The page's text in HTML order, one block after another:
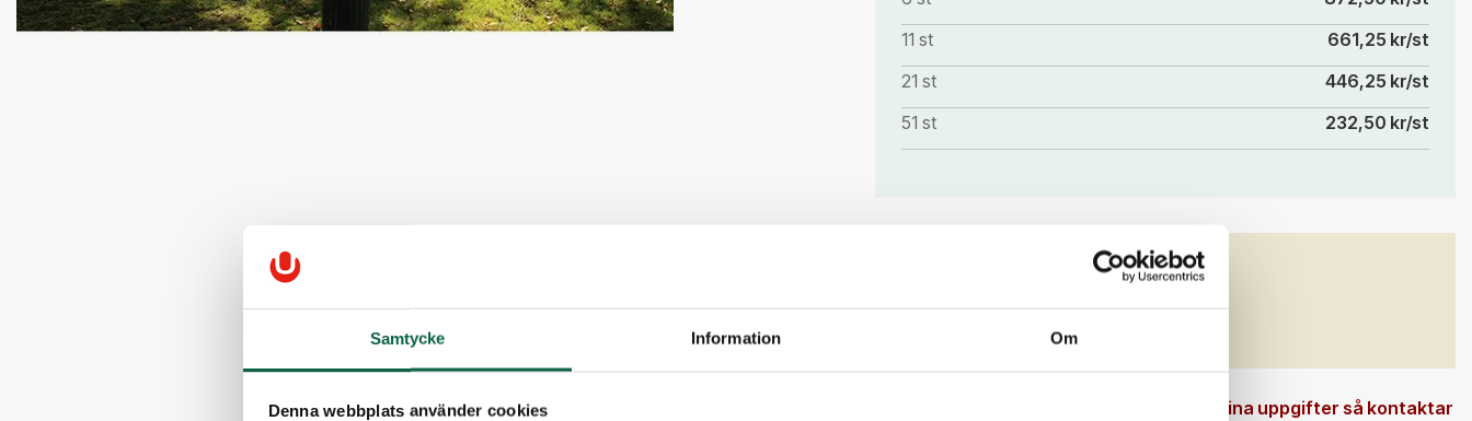
Samtycke Information Om
Denna webbplats använder cookies
11 st
661,25 kr/st
21 st
446,25 kr/st
51 st
232,50 kr/st
Höjd (mm)
Bredd (mm)
Produkten är en beställningsvara. Ange dina uppgifter så kontaktar